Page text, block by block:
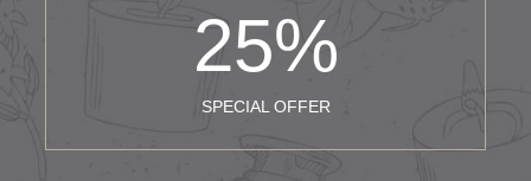
25%
SPECIAL OFFER